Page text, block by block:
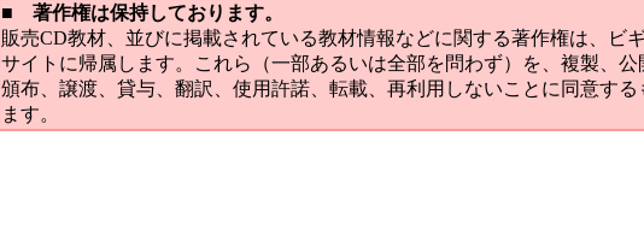
■ 著作権は保持しております。
販売CD教材、並びに掲載されている教材情報などに関する著作権は、ビ
サイトに帰属します。これら（一部あるいは全部を問わず）を、複製、公
頒布、譲渡、貸与、翻訳、使用許諾、転載、再利用しないことに同意する
ます。